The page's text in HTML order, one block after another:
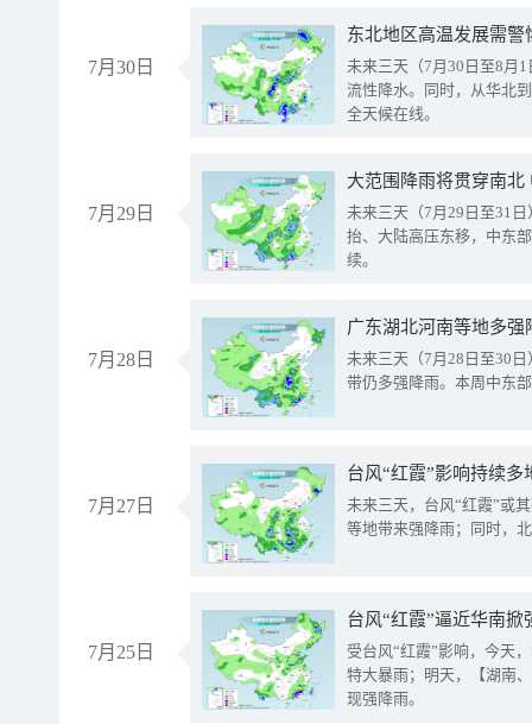
7月30日
东北地区高温发展需
未来三天（7月30日至8月
流性降水。同时，从华北
全天候在线。
7月29日
大范围降雨将贯穿南
未来三天（7月29日至31
抬、大陆高压东移，中东
续。
7月28日
广东湖北河南等地多
未来三天（7月28日至30
带仍多强降雨。本周中东
7月27日
台风“红霞”影响持续
未来三天，台风“红霞”或
等地带来强降雨；同时，
7月25日
台风“红霞”逼近华南
受台风“红霞”影响，今天
特大暴雨；明天，【湖南
现强降雨。